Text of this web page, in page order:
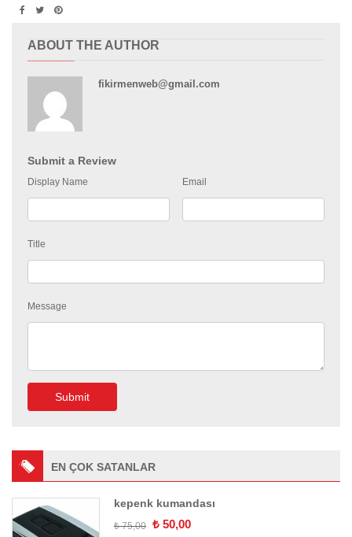
ABOUT THE AUTHOR
fikirmenweb@gmail.com
Submit a Review
Display Name Email
Title
Message
Submit
EN ÇOK SATANLAR
kepenk kumandası
₺75,00 Orijinal
₺ 50,00Şu